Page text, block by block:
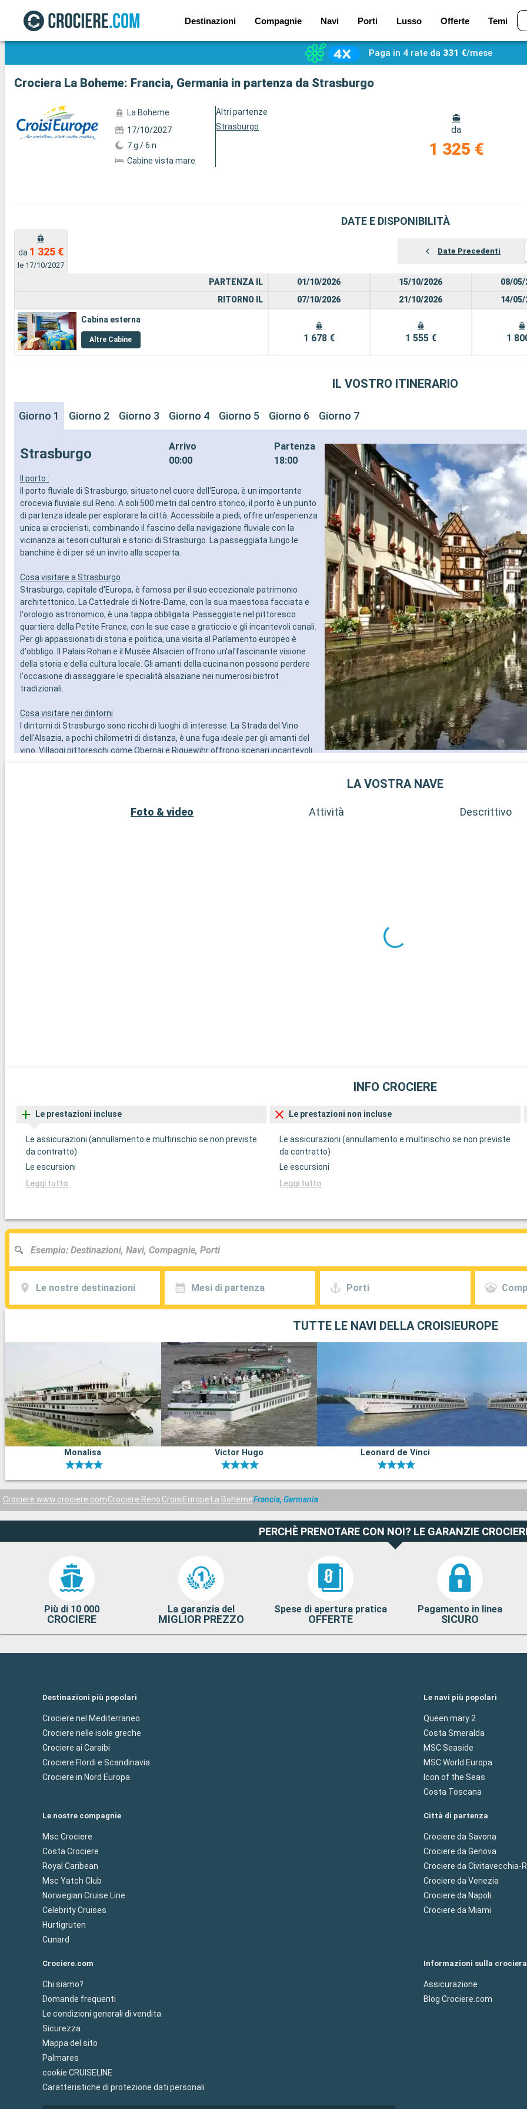
Destinazioni Compagnie Navi Porti Lusso Offerte Temi
Mostra le altre 18 foto
Paga in 4 rate da 331 €/mese
Crociera La Boheme: Francia, Germania in partenza da Strasburgo
La Boheme
17/10/2027
7 g / 6 n
Cabine vista mare
Altri partenze
Strasburgo
da
1 325 €
DATE E DISPONIBILITÀ
da 1 325 €
le 17/10/2027
Date Precedenti
PARTENZA IL
RITORNO IL
Cabina esterna
Altre Cabine
01/10/2026
07/10/2026
1 678 €
15/10/2026
21/10/2026
1 555 €
08/05/
14/05/
1
IL VOSTRO ITINERARIO
Giorno 1 Giorno 2 Giorno 3 Giorno 4 Giorno 5 Giorno 6 Giorno 7
Strasburgo
Arrivo
00:00
Partenza
18:00
Il porto :
Il porto fluviale di Strasburgo, situato nel cuore dell'Europa, è un importante
crocevia fluviale sul Reno. A soli 500 metri dal centro storico, il porto è un punto
di partenza ideale per esplorare la città. Accessibile a piedi, offre un'esperienza
unica ai crocieristi, combinando il fascino della navigazione fluviale con la
vicinanza ai tesori culturali e storici di Strasburgo. La passeggiata lungo le
banchine è di per sé un invito alla scoperta.
Cosa visitare a Strasburgo
Strasburgo, capitale d'Europa, è famosa per il suo eccezionale patrimonio
architettonico. La Cattedrale di Notre-Dame, con la sua maestosa facciata e
l'orologio astronomico, è una tappa obbligata. Passeggiate nel pittoresco
quartiere della Petite France, con le sue case a graticcio e gli incantevoli canali.
Per gli appassionati di storia e politica, una visita al Parlamento europeo è
d'obbligo. Il Palais Rohan e il Musée Alsacien offrono un'affascinante visione
della storia e della cultura locale. Gli amanti della cucina non possono perdere
l'occasione di assaggiare le specialità alsaziane nei numerosi bistrot
tradizionali.
Cosa visitare nei dintorni
I dintorni di Strasburgo sono ricchi di luoghi di interesse. La Strada del Vino
dell'Alsazia, a pochi chilometri di distanza, è una fuga ideale per gli amanti del
vino. Villaggi pittoreschi come Obernai e Riquewihr offrono scenari incantevoli
LA VOSTRA NAVE
Foto & video Attività Descrittivo
INFO CROCIERE
Le prestazioni incluse
Le assicurazioni (annullamento e multirischio se non previste
da contratto)
Le escursioni
Leggi tutto
Le prestazioni non incluse
Le assicurazioni (annullamento e multirischio se non previste
da contratto)
Le escursioni
Leggi tutto
Le nostre destinazioni Mesi di partenza Porti
TUTTE LE NAVI DELLA CROISIEUROPE
Monalisa Victor Hugo Leonard de Vinci
Crociere www.crociere.comCrociere Reno CroisiEurope La BohemeFrancia, Germania
PERCHÈ PRENOTARE CON NOI? LE GARANZIE
Più di 10 000
CROCIERE
La garanzia del
MIGLIOR PREZZO
Spese di apertura pratica
OFFERTE
Pagamento in linea
SICURO
Destinazioni più popolari
Crociere nel Mediterraneo
Crociere nelle isole greche
Crociere ai Caraibi
Crociere Flordi e Scandinavia
Crociere in Nord Europa
Le navi più popolari
Queen mary 2
Costa Smeralda
MSC Seaside
MSC World Europa
Icon of the Seas
Costa Toscana
Le nostre compagnie
Msc Crociere
Costa Crociere
Royal Caribean
Msc Yatch Club
Norwegian Cruise Line
Celebrity Cruises
Hurtigruten
Cunard
Città di partenza
Crociere da Savona
Crociere da Genova
Crociere da Civitavecchia-
Crociere da Venezia
Crociere da Napoli
Crociere da Miami
Crociere.com
Chi siamo?
Domande frequenti
Le condizioni generali di vendita
Sicurezza
Mappa del sito
Palmares
cookie CRUISELINE
Caratteristiche di protezione dati personali
Informazioni sulla crociera
Assicurazione
Blog Crociere.com